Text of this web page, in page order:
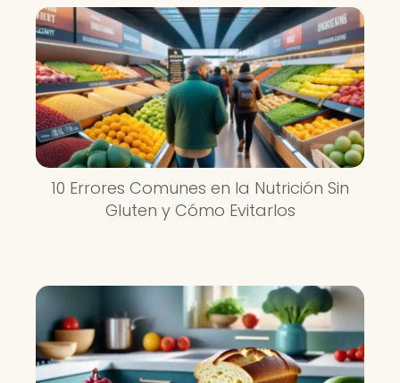
10 Errores Comunes en la Nutrición Sin
Gluten y Cómo Evitarlos